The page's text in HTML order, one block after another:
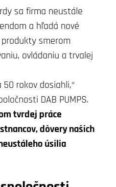
sa firma neustále
a hľadá nové
smerom
ovládaniu a trvalej
rokov dosiahli,“
DAB PUMPS.
tvrdej práce
dôvery našich
úsilia